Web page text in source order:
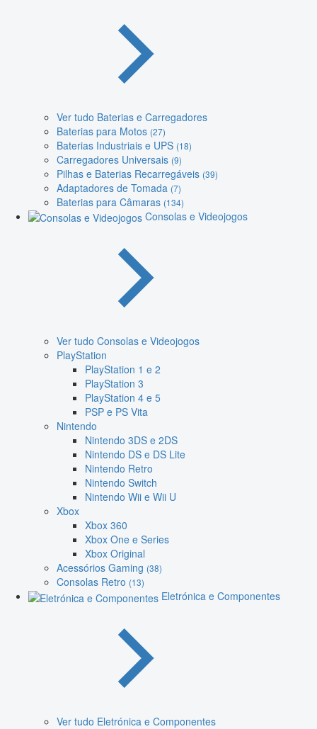
Ver tudo Baterias e Carregadores
Baterias para Motos (27)
Baterias Industriais e UPS (18)
Carregadores Universais (9)
Pilhas e Baterias Recarregáveis (39)
Adaptadores de Tomada (7)
Baterias para Câmaras (134)
Consolas e Videojogos
Ver tudo Consolas e Videojogos
PlayStation
PlayStation 1 e 2
PlayStation 3
PlayStation 4 e 5
PSP e PS Vita
Nintendo
Nintendo 3DS e 2DS
Nintendo DS e DS Lite
Nintendo Retro
Nintendo Switch
Nintendo Wii e Wii U
Xbox
Xbox 360
Xbox One e Series
Xbox Original
Acessórios Gaming (38)
Consolas Retro (13)
Eletrónica e Componentes
Ver tudo Eletrónica e Componentes